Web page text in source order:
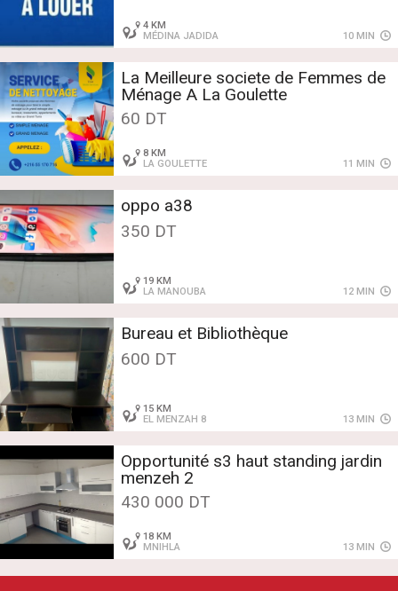
4 KM
MÉDINA JADIDA
10 MIN
La Meilleure societe de Femmes de
Ménage A La Goulette
60 DT
8 KM
LA GOULETTE
11 MIN
oppo a38
350 DT
19 KM
LA MANOUBA
12 MIN
Bureau et Bibliothèque
600 DT
15 KM
EL MENZAH 8
13 MIN
Opportunité s3 haut standing jardin
menzeh 2
430 000 DT
18 KM
MNIHLA
13 MIN